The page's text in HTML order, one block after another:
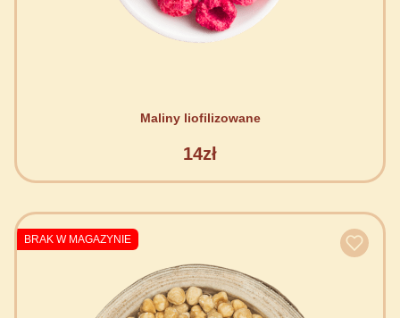
Maliny liofilizowane
14zł
BRAK W MAGAZYNIE